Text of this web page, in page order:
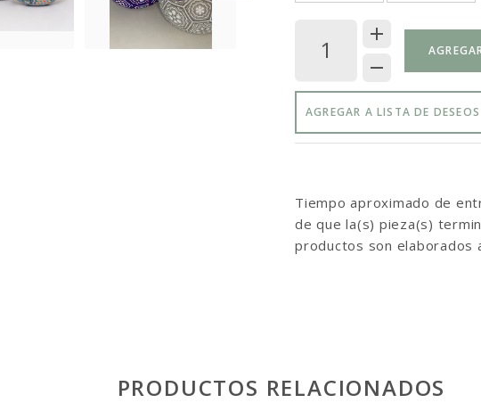
AGREGAR A LISTA DE DESEOS
Tiempo aproximado de
de que la(s) pieza(s)
productos son elaborados
PRODUCTOS RELACIONADOS